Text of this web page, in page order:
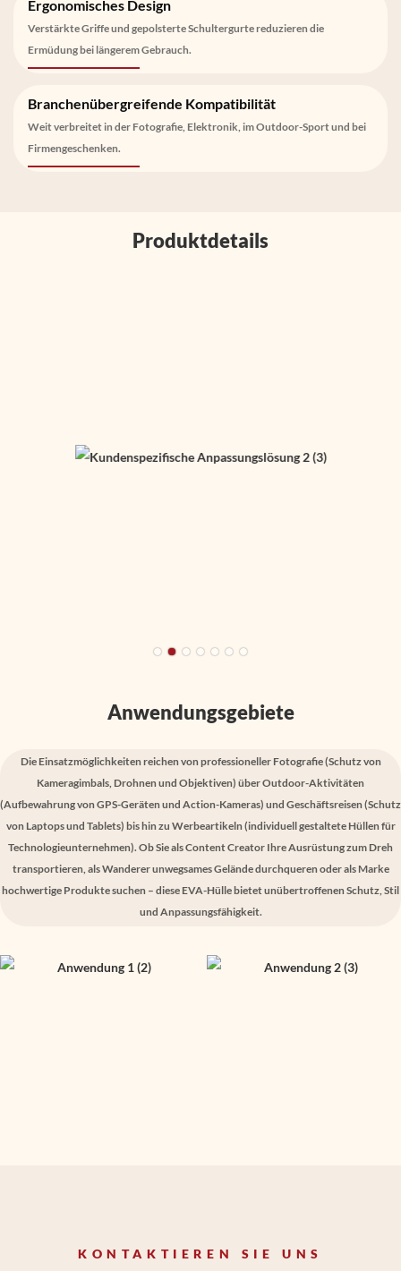
Ergonomisches Design
Verstärkte Griffe und gepolsterte Schultergurte reduzieren die
Ermüdung bei längerem Gebrauch.
Branchenübergreifende Kompatibilität
Weit verbreitet in der Fotografie, Elektronik, im Outdoor-Sport und bei
Firmengeschenken.
Produktdetails
Anwendungsgebiete
Die Einsatzmöglichkeiten reichen von professioneller Fotografie (Schutz von
Kameragimbals, Drohnen und Objektiven) über Outdoor-Aktivitäten
(Aufbewahrung von GPS-Geräten und Action-Kameras) und Geschäftsreisen (Schutz
von Laptops und Tablets) bis hin zu Werbeartikeln (individuell gestaltete Hüllen für
Technologieunternehmen). Ob Sie als Content Creator Ihre Ausrüstung zum Dreh
transportieren, als Wanderer unwegsames Gelände durchqueren oder als Marke
hochwertige Produkte suchen – diese EVA-Hülle bietet unübertroffenen Schutz, Stil
und Anpassungsfähigkeit.
KONTAKTIEREN SIE UNS